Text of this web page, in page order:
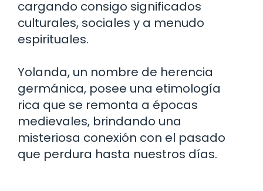
cargando consigo significados
culturales, sociales y a menudo
espirituales.
Yolanda, un nombre de herencia
germánica, posee una etimología
rica que se remonta a épocas
medievales, brindando una
misteriosa conexión con el pasado
que perdura hasta nuestros días.